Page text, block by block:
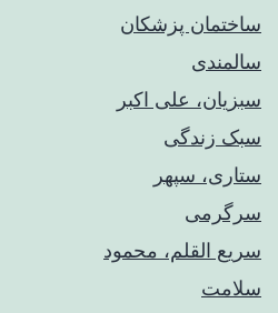
ساختمان پزشکان
سالمندی
سبزیان، علی اکبر
سبک زندگی
ستاری، سپهر
سرگرمی
سریع القلم، محمود
سلامت